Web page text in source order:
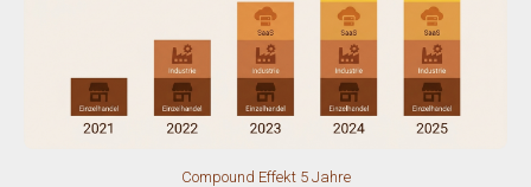
Compound Effekt 5 Jahre